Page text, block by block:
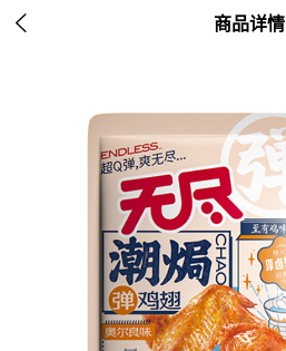
 商品详情